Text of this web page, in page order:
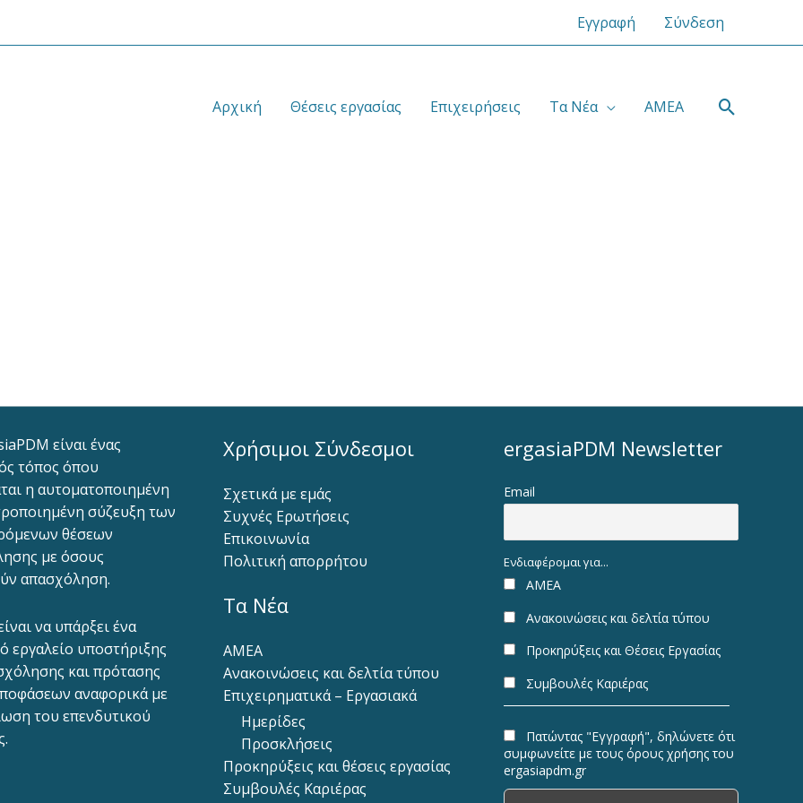
Εγγραφή Σύνδεση
Αρχική Θέσεις εργασίας Επιχειρήσεις Τα Νέα ΑΜΕΑ
είναι ένας
τόπος όπου
η αυτοματοποιημένη
σύζευξη των
θέσεων
με όσους
απασχόληση.
να υπάρξει ένα
εργαλείο υποστήριξης
και πρότασης
αναφορικά με
του επενδυτικού
Χρήσιμοι Σύνδεσμοι
Σχετικά με εμάς
Συχνές Ερωτήσεις
Επικοινωνία
Πολιτική απορρήτου
Τα Νέα
ΑΜΕΑ
Ανακοινώσεις και δελτία τύπου
Επιχειρηματικά – Εργασιακά
Ημερίδες
Προσκλήσεις
Προκηρύξεις και θέσεις εργασίας
Συμβουλές Καριέρας
ergasiaPDM Newsletter
Email
Ενδιαφέρομαι για...
ΑΜΕΑ
Ανακοινώσεις και δελτία τύπου
Προκηρύξεις και Θέσεις Εργασίας
Συμβουλές Καριέρας
Πατώντας "Εγγραφή", δηλώνετε ότι
συμφωνείτε με τους όρους χρήσης του
ergasiapdm.gr